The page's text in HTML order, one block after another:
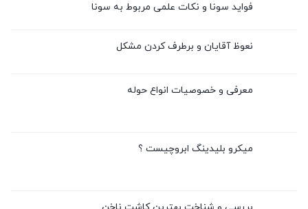
فواید سونا و نکات علمی مربوط به سونا
نعوظ آقایان و برطرف کردن مشکل
معرفی و خصوصیات انواع حوله
میکرو بلیدینگ ابروچیست ؟